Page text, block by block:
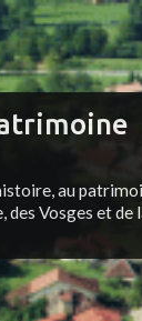
au
Vosges et de